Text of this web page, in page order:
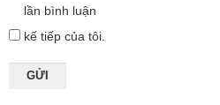
lần bình luận
kế tiếp của tôi.